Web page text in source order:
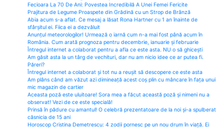
Fecioara La 70 De Ani: Povestea Incredibilă A Unei Femei Fericite
Prajitura de Legume Proaspete din Grădină cu un Strop de Brânză
Abia acum s-a aflat. Ce mesaj a lăsat Rona Hartner cu 1 an înainte de
sfârșitul ei. Fiica ei a dezvăluit
Anunțul meteorologilor! Urmează o iarnă cum n-a mai fost până acum în
România. Cum arată prognoza pentru decembrie, ianuarie și februarie
Întregul internet a colaborat pentru a afla ce este asta. NU o să ghicești
Am găsit asta la un târg de vechituri, dar nu am nicio idee ce ar putea fi.
Păreri?
Întregul internet a colaborat și tot nu a reușit să descopere ce este asta
Am plâns când am văzut azi dimineață acest coș plin cu mâncare în fața unui
mic magazin de cartier
Aceasta poză este uluitoare! Sora mea a făcut această poză și nimeni nu a
observat! Vezi de ce este specială!
Prinsă în pădure cu amantul! O celebră prezentatoare de la noi și-a spulberat
căsnicia de 15 ani
Horoscop Cristina Demetrescu: 4 zodii pornesc pe un nou drum în viață. Ei